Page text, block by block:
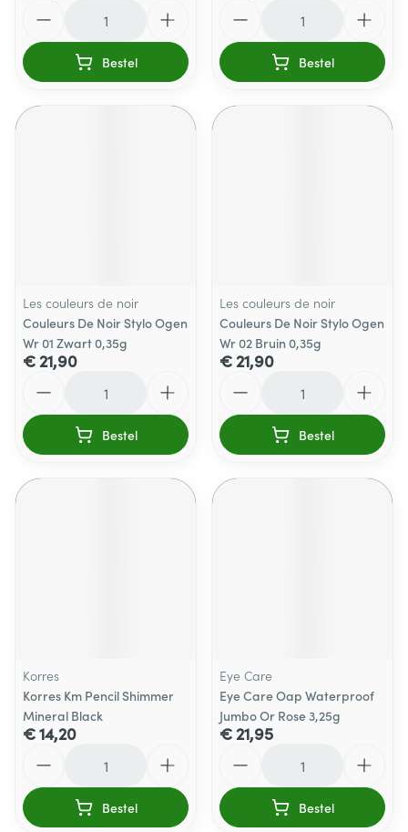
Bestel Bestel
Les couleurs de noir
Couleurs De Noir Stylo Ogen
Wr 01 Zwart 0,35g
€ 21,90
Bestel
Les couleurs de noir
Couleurs De Noir Stylo Ogen
Wr 02 Bruin 0,35g
€ 21,90
Bestel
Korres
Korres Km Pencil Shimmer
Mineral Black
€ 14,20
Bestel
Eye Care
Eye Care Oap Waterproof
Jumbo Or Rose 3,25g
€ 21,95
Bestel